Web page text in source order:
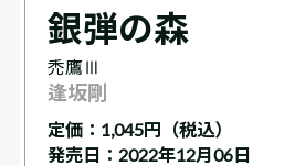
銀弾の森
禿鷹Ⅲ
逢坂剛
定価： 1,045円（税込）
発売日：2022年12月06日